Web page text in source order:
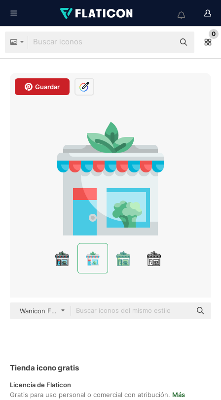
0
Guardar
Wanicon Flat
Tienda icono gratis
Licencia de Flaticon
Gratis para uso personal o comercial con atribución. Más